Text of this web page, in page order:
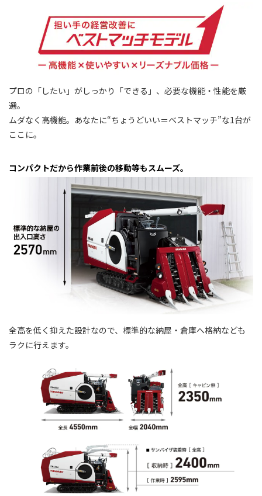
プロの「したい」がしっかり「できる」、必要な機能・性能を厳
選。
ムダなく高機能。あなたに“ちょうどいい＝ベストマッチ”な1台が
ここに。
コンパクトだから作業前後の移動等もスムーズ。
全高を低く抑えた設計なので、標準的な納屋・倉庫へ格納なども
ラクに行えます。